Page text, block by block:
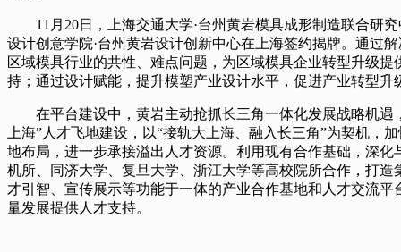
11月20日，上海交通大学·台州黄岩模具成形制造联合研究
设计创意学院·台州黄岩设计创新中心在上海签约揭牌。通过
区域模具行业的共性、难点问题，为区域模具企业转型升级提
持；通过设计赋能，提升模塑产业设计水平，促进产业转型升
在平台建设中，黄岩主动抢抓长三角一体化发展战略机遇
上海”人才飞地建设，以“接轨大上海、融入长三角”为契机，
地布局，进一步承接溢出人才资源。利用现有合作基础，深化
机所、同济大学、复旦大学、浙江大学等高校院所合作，打造
才引智、宣传展示等功能于一体的产业合作基地和人才交流平
量发展提供人才支持。